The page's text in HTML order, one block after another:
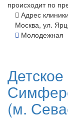
происходит по
Адрес клиники
Москва, ул.
Молодежная
Детское
(м.